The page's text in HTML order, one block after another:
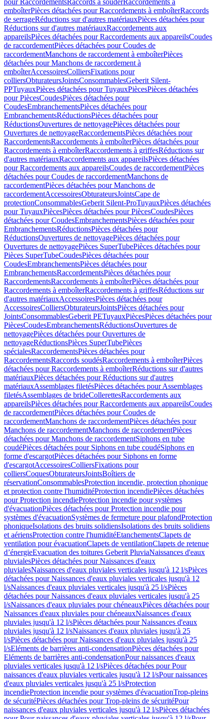
pour RaccordementsRaccords à souderRaccordements à
emboîterPièces détachées pour Raccordements à emboîterRaccords
de serrageRéductions sur d'autres matériauxPièces détachées pour
Réductions sur d'autres matériauxRaccordements aux
appareilsPièces détachées pour Raccordements aux appareilsCoudes
de raccordementPièces détachées pour Coudes de
raccordementManchons de raccordement à emboîterPièces
détachées pour Manchons de raccordement à
emboîterAccessoiresColliersFixations pour
colliersObturateursJointsConsommablesGeberit Silent-
PPTuyauxPièces détachées pour TuyauxPiècesPièces détachées
pour PiècesCoudesPièces détachées pour
CoudesEmbranchementsPièces détachées pour
EmbranchementsRéductionsPièces détachées pour
RéductionsOuvertures de nettoyagePièces détachées pour
Ouvertures de nettoyageRaccordementsPièces détachées pour
RaccordementsRaccordements à emboîterPièces détachées pour
Raccordements à emboîterRaccordements à griffesRéductions sur
d'autres matériauxRaccordements aux appareilsPièces détachées
pour Raccordements aux appareilsCoudes de raccordementPièces
détachées pour Coudes de raccordementManchons de
raccordementPièces détachées pour Manchons de
raccordementAccessoiresObturateursJointsCape de
protectionConsommablesGeberit Silent-ProTuyauxPièces détachées
pour TuyauxPiècesPièces détachées pour PiècesCoudesPièces
détachées pour CoudesEmbranchementsPièces détachées pour
EmbranchementsRéductionsPièces détachées pour
RéductionsOuvertures de nettoyagePièces détachées pour
Ouvertures de nettoyagePièces SuperTubePièces détachées pour
Pièces SuperTubeCoudesPièces détachées pour
CoudesEmbranchementsPièces détachées pour
EmbranchementsRaccordementsPièces détachées pour
RaccordementsRaccordements à emboîterPièces détachées pour
Raccordements à emboîterRaccordements à griffesRéductions sur
d'autres matériauxAccessoiresPièces détachées pour
AccessoiresColliersObturateursJointsPièces détachées pour
JointsConsommablesGeberit PETuyauxPiècesPièces détachées pour
PiècesCoudesEmbranchementsRéductionsOuvertures de
nettoyagePièces détachées pour Ouvertures de
nettoyageRéductionsPièces SuperTubePièces
spécialesRaccordementsPièces détachées pour
RaccordementsRaccords soudésRaccordements à emboîterPièces
détachées pour Raccordements à emboîterRéductions sur d'autres
matériauxPièces détachées pour Réductions sur d'autres
matériauxAssemblages filetésPièces détachées pour Assemblages
filetésAssemblages de brideCollerettesRaccordements aux
appareilsPièces détachées pour Raccordements aux appareilsCoudes
de raccordementPièces détachées pour Coudes de
raccordementManchons de raccordementPièces détachées pour
Manchons de raccordementManchons de raccordementPièces
détachées pour Manchons de raccordementSiphons en tube
coudéPièces détachées pour Siphons en tube coudéSiphons en
forme d'escargotPièces détachées pour Siphons en forme
d'escargotAccessoiresColliersFixations pour
colliersCoquesObturateursJointsBoîtiers de
réservationConsommablesProtection incendie, protection phonique
et protection contre l'humiditéProtection incendiePièces détachées
pour Protection incendieProtection incendie pour systèmes
d'évacuationPièces détachées pour Protection incendie pour
systèmes d'évacuationSystèmes de fermeture pour plafondProtection
phoniqueIsolations des bruits solidiensIsolations des bruits solidiens
et aériensProtection contre l'humiditéEtanchementsClapets de
ventilation pour évacuationClapets de ventilationClapets de retenue
d’énergieEvacuation des toitures Geberit PluviaNaissances d'eaux
pluvialesPièces détachées pour Naissances d'eaux
pluvialesNaissances d'eaux pluviales verticales jusqu'à 12 l/sPièces
détachées pour Naissances d'eaux pluviales verticales jusqu'à 12
l/sNaissances d'eaux pluviales verticales jusqu'à 25 l/sPièces
détachées pour Naissances d'eaux pluviales verticales jusqu'à 25
l/sNaissances d'eaux pluviales pour chéneauxPièces détachées pour
Naissances d'eaux pluviales pour chéneauxNaissances d'eaux
pluviales jusqu'à 12 l/sPièces détachées pour Naissances d'eaux
pluviales jusqu'à 12 l/sNaissances d'eaux pluviales jusqu'à 25
l/sPièces détachées pour Naissances d'eaux pluviales jusqu'à 25
l/sEléments de barrières anti-condensationPièces détachées pour
Eléments de barrières anti-condensationPour naissances d'eaux
pluviales verticales jusqu'à 12 l/sPièces détachées pour Pour
naissances d'eaux pluviales verticales jusqu'à 12 l/sPour naissances
d'eaux pluviales verticales jusqu'à 25 l/sProtection
incendieProtection incendie pour systèmes d'évacuationTrop-pleins
de sécuritéPièces détachées pour Trop-pleins de sécuritéPour
naissances d'eaux pluviales verticales jusqu'à 12 l/sPièces détachées